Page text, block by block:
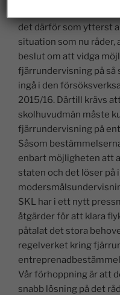
det därför som ytterst
situation som nu
beslut om att vidga
fjärrundervisning på så
ingå i den
2015/16. Därtill krävs
skolhuvudmän måste
fjärrundervisning på
Såsom
enbart möjligheten att
staten och det löser på
SKL har i ett nytt
åtgärder för att klara
påtalat det stora
regelverket kring
Vår förhoppning är att
snabb lösning på det